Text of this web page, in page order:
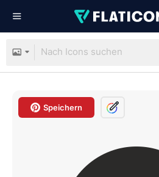
Speichern